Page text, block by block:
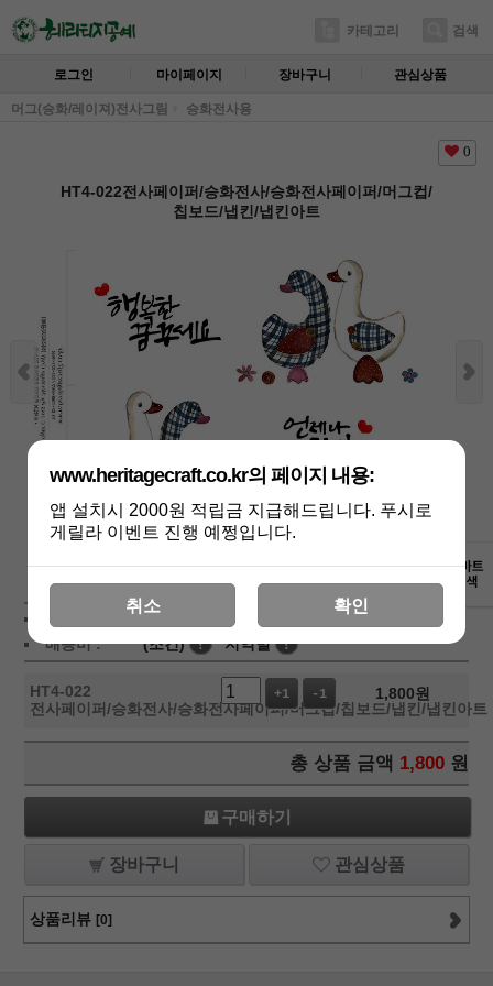
카테고리 검색
로그인 마이페이지 장바구니 관심상품
머그(승화/레이져)전사그림 승화전사용
0
HT4-022전사페이퍼/승화전사/승화전사페이퍼/머그컵/
칩보드/냅킨/냅킨아트
상품가 : 1,800
배송비 :
(조건) ! 지역별 !
HT4-022
전사페이퍼/승화전사/승화전사페이퍼/머그컵/칩보드/냅킨/냅킨아트
+1 -1 1,800원
총 상품 금액 1,800 원
구매하기
장바구니 관심상품
상품리뷰 [0]
www.heritagecraft.co.kr의 페이지 내용:
앱 설치시 2000원 적립금 지급해드립니다. 푸시로
게릴라 이벤트 진행 예쩡입니다.
취소 확인